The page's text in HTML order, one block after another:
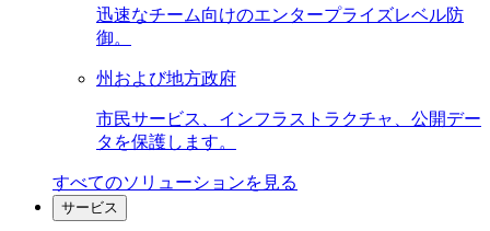
迅速なチーム向けのエンタープライズレベル防
御。
州および地方政府
市民サービス、インフラストラクチャ、公開デー
タを保護します。
すべてのソリューションを見る
サービス